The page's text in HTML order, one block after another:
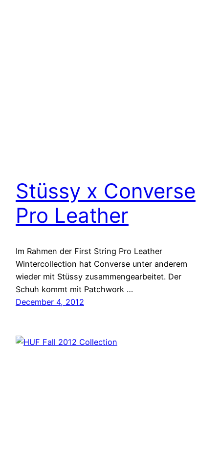
Stüssy x Converse
Pro Leather
Im Rahmen der First String Pro Leather
Wintercollection hat Converse unter anderem
wieder mit Stüssy zusammengearbeitet. Der
Schuh kommt mit Patchwork …
December 4, 2012